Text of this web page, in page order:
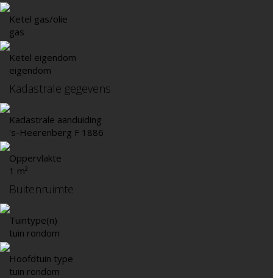
Ketel gas/olie
gas
Ketel eigendom
eigendom
Kadastrale gegevens
Kadastrale aanduiding
's-Heerenberg F 1886
Oppervlakte
1 m²
Buitenruimte
Tuintype(n)
tuin rondom
Hoofdtuin type
tuin rondom